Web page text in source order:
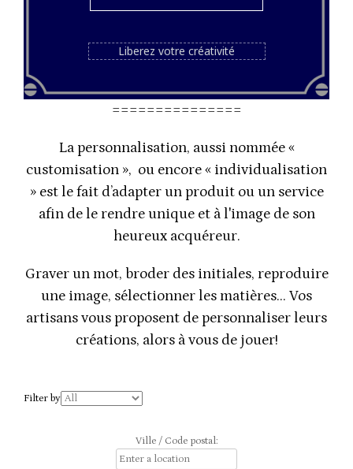
Liberez votre créativité
===============
La personnalisation, aussi nommée «
customisation », ou encore « individualisation
» est le fait d’adapter un produit ou un service
afin de le rendre unique et à l'image de son
heureux acquéreur.
Graver un mot, broder des initiales, reproduire
une image, sélectionner les matières... Vos
artisans vous proposent de personnaliser leurs
créations, alors à vous de jouer!
Filter by
Ville / Code postal: